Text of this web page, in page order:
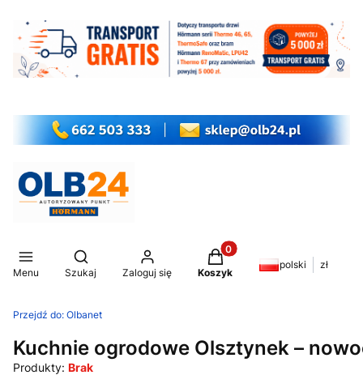
Menu
Otwórz wyszukiwarkę
Szukaj Zaloguj się
Produkty w koszyku: 0.
Koszyk
polski zł
Przejdź do: Olbanet
Kuchnie ogrodowe Olsztynek –
Produkty: Brak